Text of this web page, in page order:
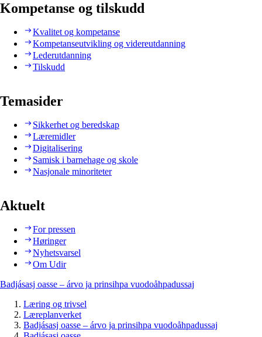
Kompetanse og tilskudd
Kvalitet og kompetanse
Kompetanseutvikling og videreutdanning
Lederutdanning
Tilskudd
Temasider
Sikkerhet og beredskap
Læremidler
Digitalisering
Samisk i barnehage og skole
Nasjonale minoriteter
Aktuelt
For pressen
Høringer
Nyhetsvarsel
Om Udir
Badjásasj oasse – árvo ja prinsihpa vuodoåhpadussaj
Læring og trivsel
Læreplanverket
Badjásasj oasse – árvo ja prinsihpa vuodoåhpadussaj